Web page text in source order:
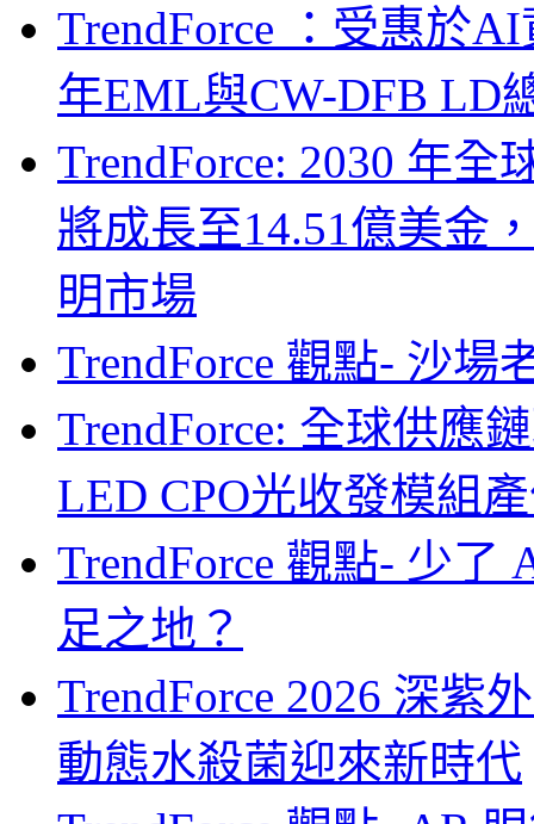
TrendForce ：受惠於
年EML與CW-DFB LD
TrendForce: 2030 年
將成長至14.51億美金
明市場
TrendForce 觀點- 沙場
TrendForce: 全球供應
LED CPO光收發模組
TrendForce 觀點- 少
足之地？
TrendForce 2026 深紫
動態水殺菌迎來新時代